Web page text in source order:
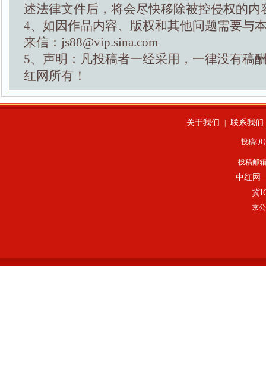
述法律文件后，将会尽快移除被控侵权的内
4、如因作品内容、版权和其他问题需要与
来信：js88@vip.sina.com
5、声明：凡投稿者一经采用，一律没有稿
红网所有！
关于我们 联系我们
投稿
投稿邮
中红网
冀
京